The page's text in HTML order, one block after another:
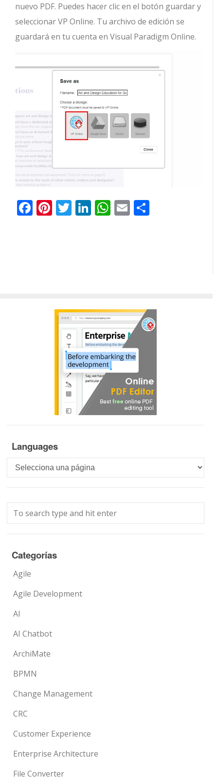
nuevo PDF. Puedes hacer clic en el botón guardar y
seleccionar VP Online. Tu archivo de edición se
guardará en tu cuenta en Visual Paradigm Online.
Facebook
Pinterest
Twitter
LinkedIn
WhatsApp
Email
Languages
Languages
Categorías
Agile
Agile Development
AI
AI Chatbot
ArchiMate
BPMN
Change Management
CRC
Customer Experience
Enterprise Architecture
File Converter